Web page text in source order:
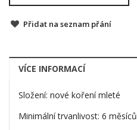
Přidat na seznam přání
VÍCE INFORMACÍ
Složení: nové koření mleté
Minimální trvanlivost: 6 měsíců